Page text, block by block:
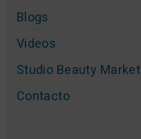
Blogs
Videos
Studio Beauty Market
Contacto